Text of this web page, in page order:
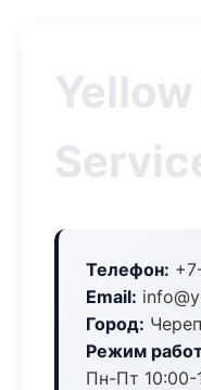
Телефон:
Email:
Город:
Режим
Пн-Пт 10:00-